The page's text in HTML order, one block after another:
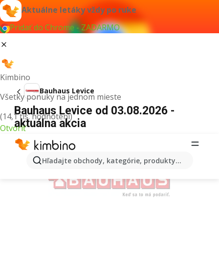
Aktuálne letáky vždy po ruke
Pridať do Chrome - ZADARMO
Kimbino
Všetky ponuky na jednom mieste
(14,1 tis. hodnotení)
Otvoriť
Hľadajte obchody, kategórie, produkty...
Bauhaus Levice
Bauhaus Levice od 03.08.2026 -
aktuálna akcia